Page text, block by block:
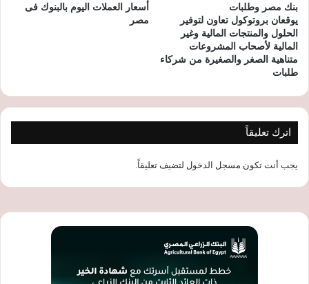
بنك مصر وطلبات
يوقعان بروتوكول تعاون لتوفير
الحلول والمنتجات المالية وغير
المالية لأصحاب المشروعات
متناهية الصغر والصغيرة من شركاء
طلبات
أسعار العملات اليوم بالبنوك فى
مصر
اترك تعليقاً
يجب أنت تكون مسجل الدخول لتضيف تعليقاً.